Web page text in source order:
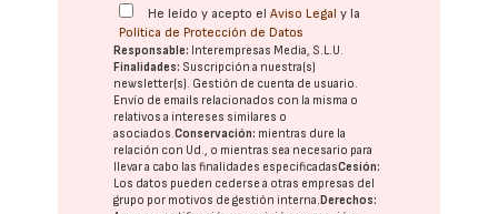
He leído y acepto elAviso Legal y la
Política de Protección de Datos
Responsable: Interempresas Media, S.L.U.
Finalidades: Suscripción a nuestra(s)
newsletter(s). Gestión de cuenta de usuario.
Envío de emails relacionados con la misma o
relativos a intereses similares o
asociados.Conservación: mientras dure la
relación con Ud., o mientras sea necesario para
llevar a cabo las finalidades especificadasCesión:
Los datos pueden cederse a otras empresas del
grupo por motivos de gestión interna. Derechos: